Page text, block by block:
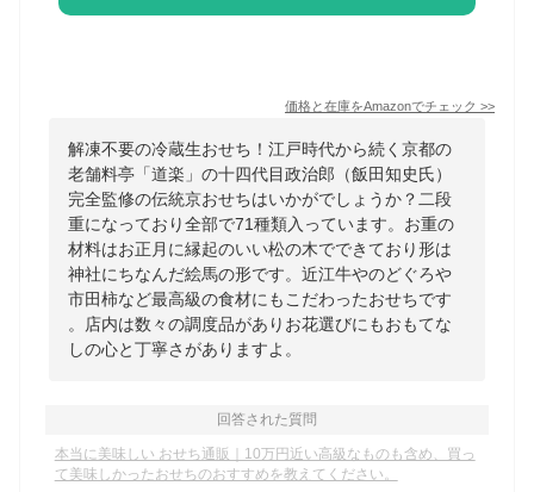
価格と在庫をAmazonでチェック >>
解凍不要の冷蔵生おせち！江戸時代から続く京都の
老舗料亭「道楽」の十四代目政治郎（飯田知史氏）
完全監修の伝統京おせちはいかがでしょうか？二段
重になっており全部で71種類入っています。お重の
材料はお正月に縁起のいい松の木でできており形は
神社にちなんだ絵馬の形です。近江牛やのどぐろや
市田柿など最高級の食材にもこだわったおせちです
。店内は数々の調度品がありお花選びにもおもてな
しの心と丁寧さがありますよ。
回答された質問
本当に美味しい おせち通販｜10万円近い高級なものも含め、買っ
て美味しかったおせちのおすすめを教えてください。